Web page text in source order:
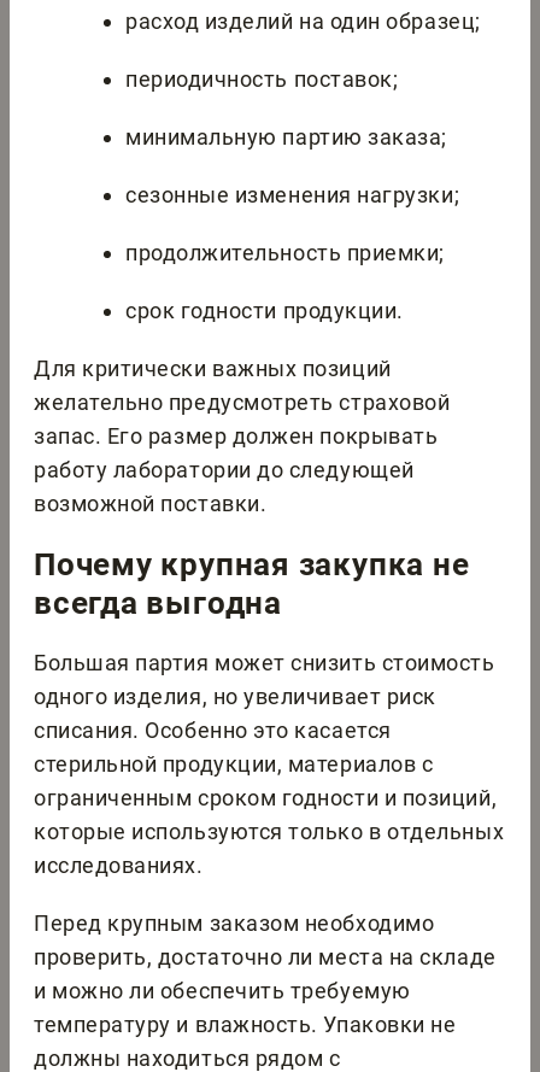
расход изделий на один образец;
периодичность поставок;
минимальную партию заказа;
сезонные изменения нагрузки;
продолжительность приемки;
срок годности продукции.
Для критически важных позиций
желательно предусмотреть страховой
запас. Его размер должен покрывать
работу лаборатории до следующей
возможной поставки.
Почему крупная закупка не
всегда выгодна
Большая партия может снизить стоимость
одного изделия, но увеличивает риск
списания. Особенно это касается
стерильной продукции, материалов с
ограниченным сроком годности и позиций,
которые используются только в отдельных
исследованиях.
Перед крупным заказом необходимо
проверить, достаточно ли места на складе
и можно ли обеспечить требуемую
температуру и влажность. Упаковки не
должны находиться рядом с